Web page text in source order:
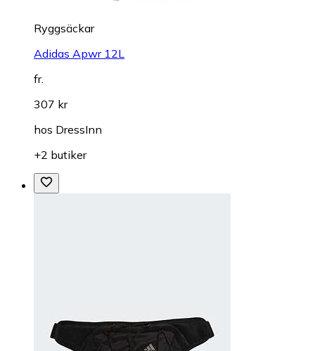
Ryggsäckar
Adidas Apwr 12L
fr.
307 kr
hos DressInn
+2 butiker